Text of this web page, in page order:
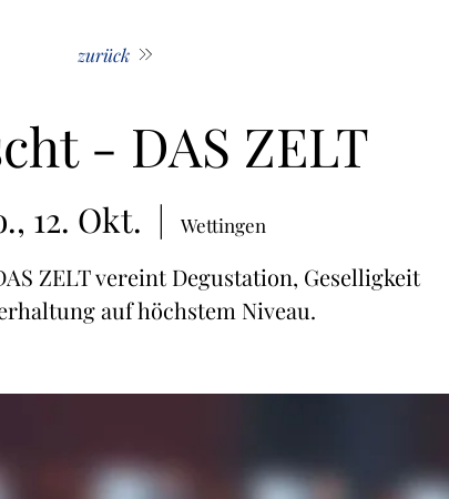
- DAS ZELT
12. Okt.
  |
Wettingen
ZELT vereint Degustation, Geselligkeit
auf höchstem Niveau.
zurück